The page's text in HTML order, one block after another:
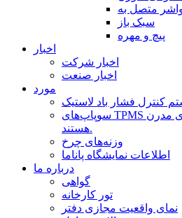
سبک باز
پیچ و مهره
اخبار
اخبار شرکت
اخبار صنعت
مورد
سوپاپ‌های TPMS بخش مهمی از خودروهای مدرن
هستند.
وزنه‌های چرخ
اطلاعات نمایشگاه پاناما
درباره ما
گواهی
تور کارخانه
نمای واقعیت مجازی دفتر